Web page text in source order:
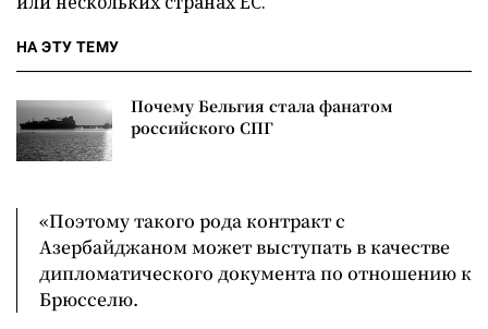
НА ЭТУ ТЕМУ
Почему Бельгия стала фанатом
российского СПГ
«Поэтому такого рода контракт с
Азербайджаном может выступать в качестве
дипломатического документа по отношению к
Брюсселю.